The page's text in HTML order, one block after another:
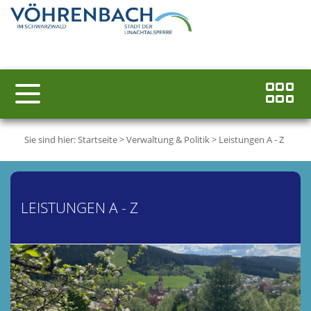
Sie sind hier:Startseite>Verwaltung & Politik> Leistungen A - Z
LEISTUNGEN A - Z